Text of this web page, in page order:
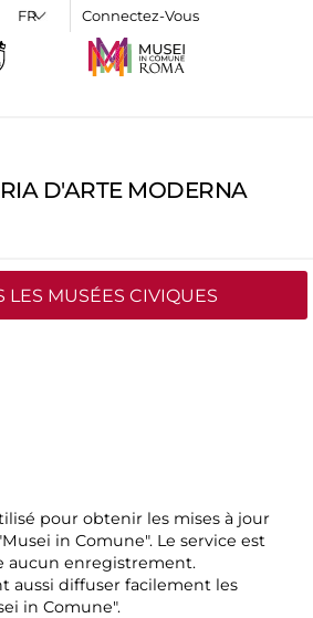
Connectez-Vous
D'ARTE MODERNA
LES MUSÉES CIVIQUES
pour obtenir les mises à jour
in Comune". Le service est
aucun enregistrement.
aussi diffuser facilement les
in Comune".